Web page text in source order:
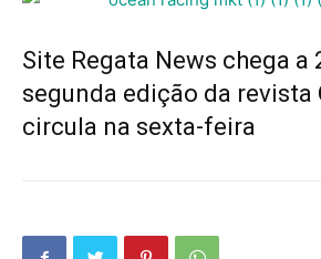
Site Regata News chega a
segunda edição da revista
circula na sexta-feira